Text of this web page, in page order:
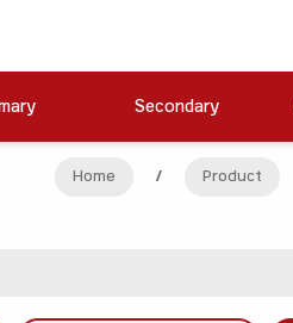
Secondary
Home / Product